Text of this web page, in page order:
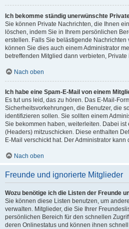
Ich bekomme ständig unerwünschte
Sie können Private Nachrichten, die Ihnen
löschen, indem Sie in Ihrem persönlichen
erstellen. Falls Sie belästigende Nachrichten
können Sie dies auch einem Administrator
betreffenden Mitglied dann verbieten,
Nach oben
Ich habe eine Spam-E-Mail von einem
Es tut uns leid, das zu hören. Das E-Mail-
Sicherheitsvorkehrungen, die Benutzer, die
identifizieren sollen. Sie sollten einem
Sie bekommen haben, weiterleiten. Dabei
(Headers) mitzuschicken. Diese enthalten
E-Mail verschickt hat. Der Administrator
Nach oben
Freunde und ignorierte Mitglieder
Wozu benötige ich die Listen der Freunde
Sie können diese Listen benutzen, um
verwalten. Mitglieder, die Sie Ihrer
persönlichen Bereich für den schnellen
deren Onlinestatus und können ihnen